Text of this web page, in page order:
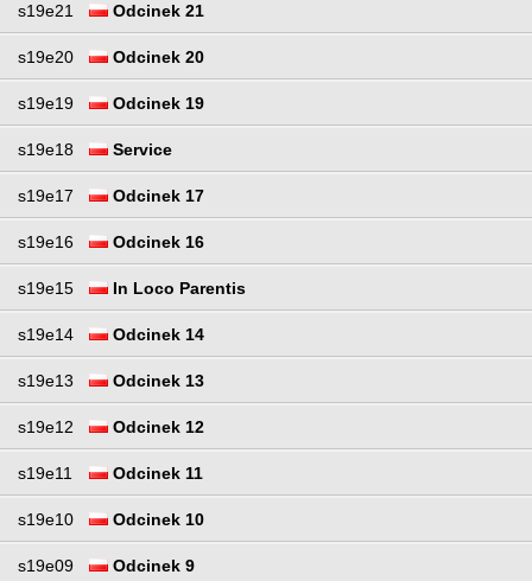
s19e21 Odcinek 21
s19e20 Odcinek 20
s19e19 Odcinek 19
s19e18 Service
s19e17 Odcinek 17
s19e16 Odcinek 16
s19e15 In Loco Parentis
s19e14 Odcinek 14
s19e13 Odcinek 13
s19e12 Odcinek 12
s19e11 Odcinek 11
s19e10 Odcinek 10
s19e09 Odcinek 9